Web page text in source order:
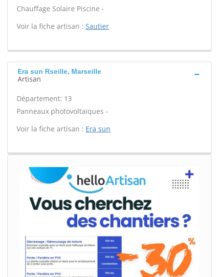
Chauffage Solaire Piscine -
Voir la fiche artisan : Sautier
Era sun Rseille, Marseille
Artisan
Département: 13
Panneaux photovoltaïques -
Voir la fiche artisan : Era sun